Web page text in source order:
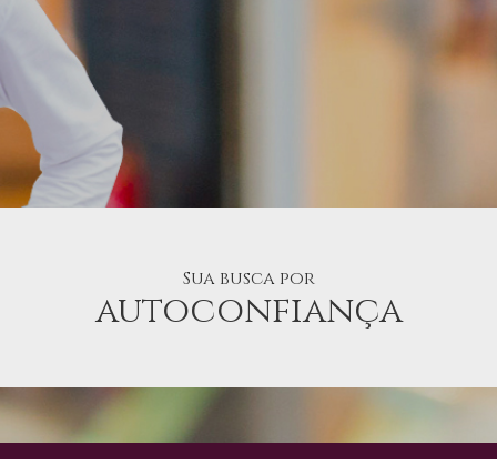
Sua busca por
autoconfiança